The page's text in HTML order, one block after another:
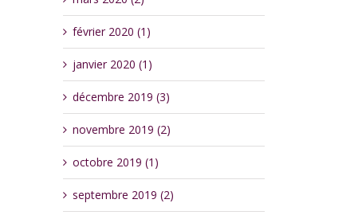
février 2020 (1)
janvier 2020 (1)
décembre 2019 (3)
novembre 2019 (2)
octobre 2019 (1)
septembre 2019 (2)